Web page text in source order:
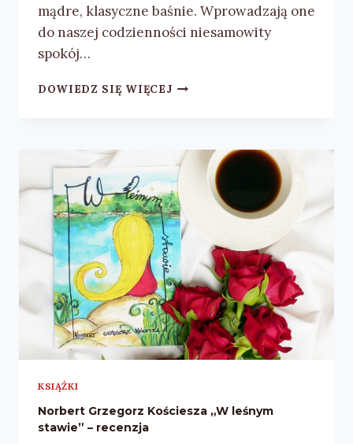
mądre, klasyczne baśnie. Wprowadzają one
do naszej codzienności niesamowity
spokój…
DOWIEDZ SIĘ WIĘCEJNORBERT
STAREJ
PUSZCZY”
–
RECENZJA
KSIĄŻKI
Norbert Grzegorz Kościesza „W leśnym
stawie” – recenzja